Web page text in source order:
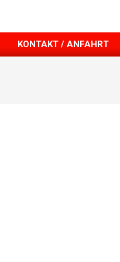
KONTAKT / ANFAHRT